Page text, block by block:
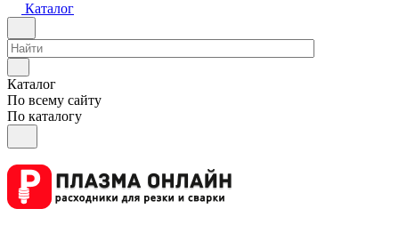
Каталог
Каталог
По всему сайту
По каталогу